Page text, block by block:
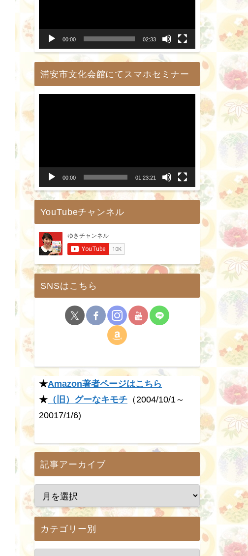
00:00 02:33
浦安市文化会館にてスマホセミナー
ー
00:00 01:23:21
YouTubeチャンネル
SNSはこちら
★Amazon著者ページはこちら
★ （旧）グーなキモチ （2004/10/1～
20017/1/6)
記事アーカイブ
カテゴリー別